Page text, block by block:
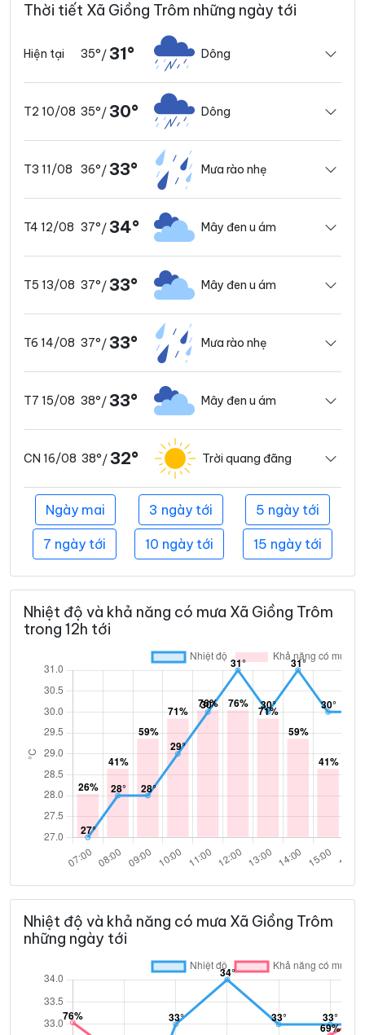
Thời tiết Xã Giồng Trôm những ngày tới
Hiện tại 35°/ 31° Dông
T2 10/08 35°/ 30° Dông
T3 11/08 36°/ 33° Mưa rào nhẹ
T4 12/08 37°/ 34° Mây đen u ám
T5 13/08 37°/ 33° Mây đen u ám
T6 14/08 37°/ 33° Mưa rào nhẹ
T7 15/08 38°/ 33° Mây đen u ám
CN 16/08 38°/ 32° Trời quang đãng
Ngày mai 3 ngày tới 5 ngày tới
7 ngày tới 10 ngày tới 15 ngày tới
Nhiệt độ và khả năng có mưa Xã Giồng Trôm
trong 12h tới
Nhiệt độ và khả năng có mưa Xã Giồng Trôm
những ngày tới